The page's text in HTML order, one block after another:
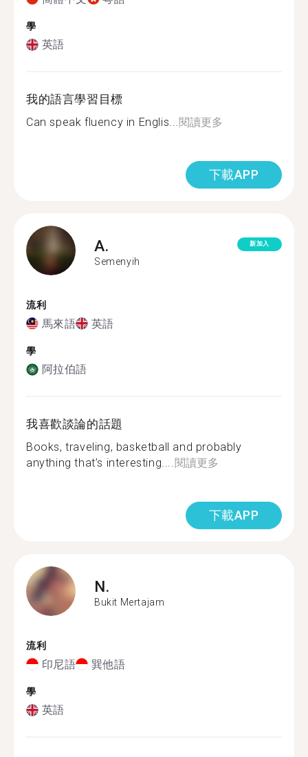
學
英語
我的語言學習目標
Can speak fluency in Englis...閱讀更多
下載APP
A.
Semenyih
新加入
流利
馬來語 英語
學
阿拉伯語
我喜歡談論的話題
Books, traveling, basketball and probably
anything that’s interesting....閱讀更多
下載APP
N.
Bukit Mertajam
流利
印尼語 巽他語
學
英語